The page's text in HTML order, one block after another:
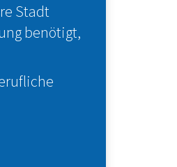
Stadt
benötigt,